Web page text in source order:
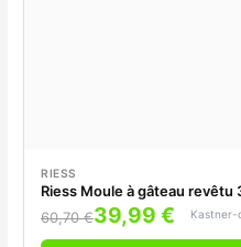
RIESS
Riess Moule à gâteau
60,70 €39,99 € Kastner-